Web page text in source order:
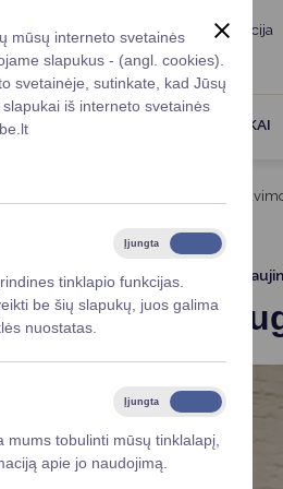
mūsų interneto svetainės
slapukus - (angl. cookies).
svetainėje, sutinkate, kad Jūsų
iš interneto svetainės
Įjungta
tinklapio funkcijas.
be šių slapukų, juos galima
nuostatas.
Įjungta
mums tobulinti mūsų tinklalapį,
apie jo naudojimą.
Taryba Meras
Registruokitės
Vicemerai
Mero patarėja
Administracija
Savivaldybės
Planavimo
Korupcijos
Viešieji
Lygios
Savivaldybės
Organizacinė
Karjera DUK
DRUSKININKAI
Tęsiami ugdomojo
2023-12-05
Tęsiami